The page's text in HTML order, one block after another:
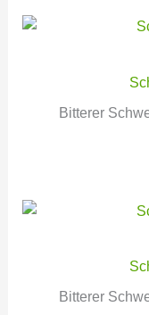
Bitterer
Bitterer